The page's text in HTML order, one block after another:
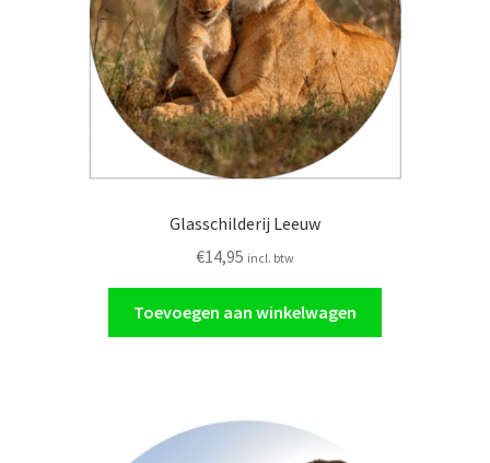
Ornamenten
Glasschilderij Leeuw
€14,95 incl. btw
Toevoegen aan winkelwagen